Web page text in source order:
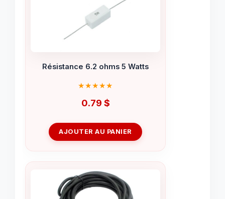
Résistance 6.2 ohms 5 Watts
0.79 $
AJOUTER AU PANIER